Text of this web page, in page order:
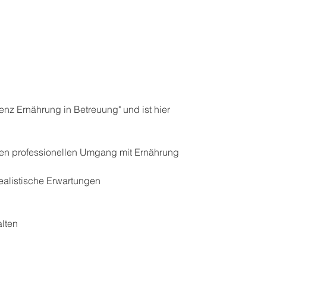
Ernährung in Betreuung" und ist hier
professionellen Umgang mit Ernährung
Erwartungen